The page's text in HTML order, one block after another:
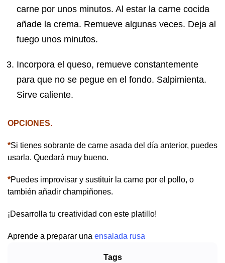
carne por unos minutos. Al estar la carne cocida
añade la crema. Remueve algunas veces. Deja al
fuego unos minutos.
Incorpora el queso, remueve constantemente
para que no se pegue en el fondo. Salpimienta.
Sirve caliente.
OPCIONES.
*Si tienes sobrante de carne asada del día anterior, puedes
usarla. Quedará muy bueno.
*Puedes improvisar y sustituir la carne por el pollo, o
también añadir champiñones.
¡Desarrolla tu creatividad con este platillo!
Aprende a preparar una ensalada rusa
Tags